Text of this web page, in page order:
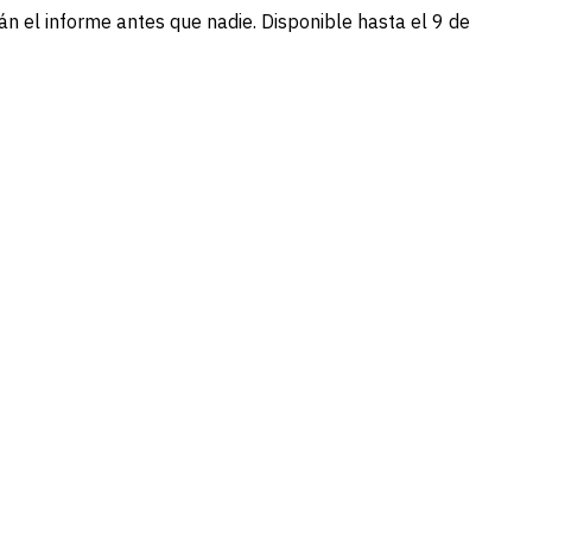
el informe antes que nadie. Disponible hasta el 9 de